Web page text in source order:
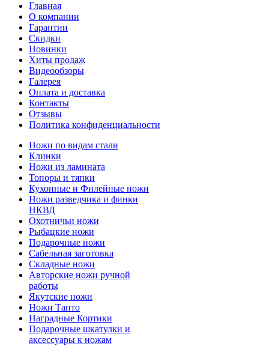
Главная
О компании
Гарантии
Скидки
Новинки
Хиты продаж
Видеообзоры
Галерея
Оплата и доставка
Контакты
Отзывы
Политика конфиденциальности
Ножи по видам стали
Клинки
Ножи из ламината
Топоры и тяпки
Кухонные и Филейные ножи
Ножи разведчика и финки
НКВД
Охотничьи ножи
Рыбацкие ножи
Подарочные ножи
Сабельная заготовка
Складные ножи
Авторские ножи ручной
работы
Якутские ножи
Ножи Танто
Наградные Кортики
Подарочные шкатулки и
аксессуары к ножам